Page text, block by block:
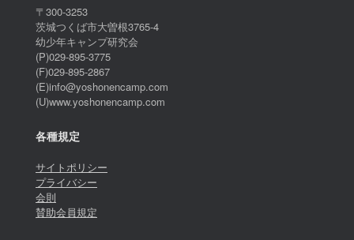
〒300-3253
茨城つくば市大曽根3765-4
幼少年キャンプ研究会
(P)029-895-3775
(F)029-895-2867
(E)info@yoshonencamp.com
(U)www.yoshonencamp.com
各種規定
サイトポリシー
プライバシー
会則
賛助会員規定